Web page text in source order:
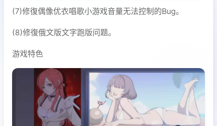
(7)修復偶像优衣唱歌小游戏音量无法控制的Bug。
(8)修復俄文版文字跑版问题。
游戏特色